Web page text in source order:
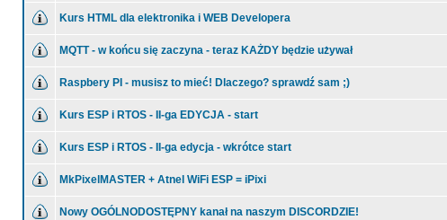
Kurs HTML dla elektronika i WEB Developera
MQTT - w końcu się zaczyna - teraz KAŻDY będzie używał
Raspbery PI - musisz to mieć! Dlaczego? sprawdź sam ;)
Kurs ESP i RTOS - II-ga EDYCJA - start
Kurs ESP i RTOS - II-ga edycja - wkrótce start
MkPixelMASTER + Atnel WiFi ESP = iPixi
Nowy OGÓLNODOSTĘPNY kanał na naszym DISCORDZIE!